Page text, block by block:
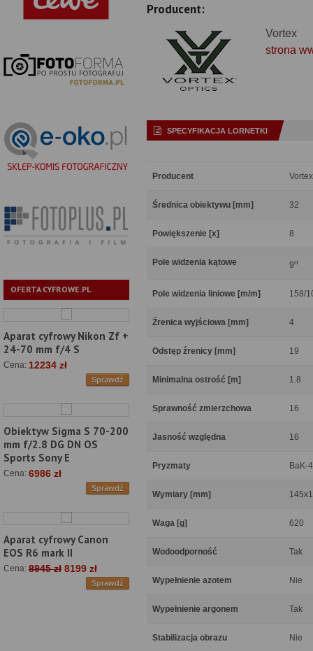
OFERTA CYFROWE.PL
Aparat cyfrowy Nikon Zf +
24-70 mm f/4 S
Cena: 12234 zł
Sprawdź
Obiektyw Sigma S 70-200
mm f/2.8 DG DN OS
Sports Sony E
Cena: 6986 zł
Sprawdź
Aparat cyfrowy Canon
EOS R6 mark II
Cena: 8945 zł 8199 zł
Sprawdź
Producent:
Vortex
strona
SPECYFIKACJA LORNETKI
Producent Vortex
Średnica obiektywu [mm] 32
Powiększenie [x] 8
Pole widzenia kątowe 9o
Pole widzenia liniowe [m/m] 158/
Źrenica wyjściowa [mm] 4
Odstęp źrenicy [mm] 19
Minimalna ostrość [m] 1.8
Sprawność zmierzchowa 16
Jasność względna 16
Pryzmaty BaK-
Wymiary [mm]
Waga [g] 620
Wodoodporność Tak
Wypełnienie azotem Nie
Wypełnienie argonem Tak
Stabilizacja obrazu Nie